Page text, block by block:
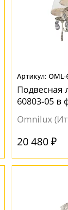
OML-
Подвесная
60803-05 в
Omnilux
20 480 ₽